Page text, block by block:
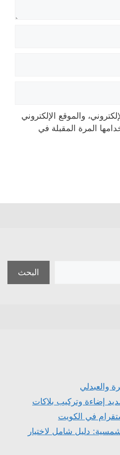
والموقع الإلكتروني
المرة المقبلة في
البحث
والعبدلي
إضاءة وتركيب بلاكات
في الكويت
دليل شامل لاختيار